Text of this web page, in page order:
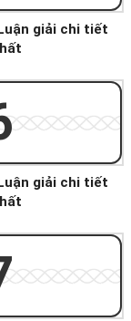
giải chi tiết
giải chi tiết